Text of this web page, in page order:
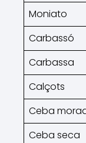
Moniato
Carbassó
Carbassa
Calçots
Ceba
Ceba seca